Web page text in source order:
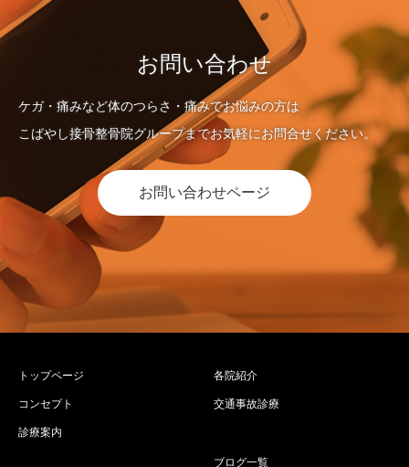
お問い合わせ
ケガ・痛みなど体のつらさ・痛みでお悩みの方は
こばやし接骨整骨院グループまでお気軽にお問合せください。
お問い合わせページ
トップページ
コンセプト
診療案内
各院紹介
交通事故診療
ブログ一覧